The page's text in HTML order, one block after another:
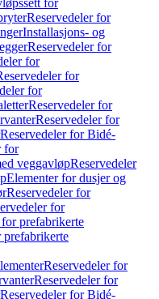
for
Reservedeler for
Installasjons- og
Reservedeler for
for
for
for
Reservedeler for
Reservedeler for
Reservedeler for Bidé-
for
veggavløpReservedeler
Elementer for dusjer og
Reservedeler for
for
prefabrikerte
prefabrikerte
Reservedeler for
Reservedeler for
Reservedeler for Bidé-